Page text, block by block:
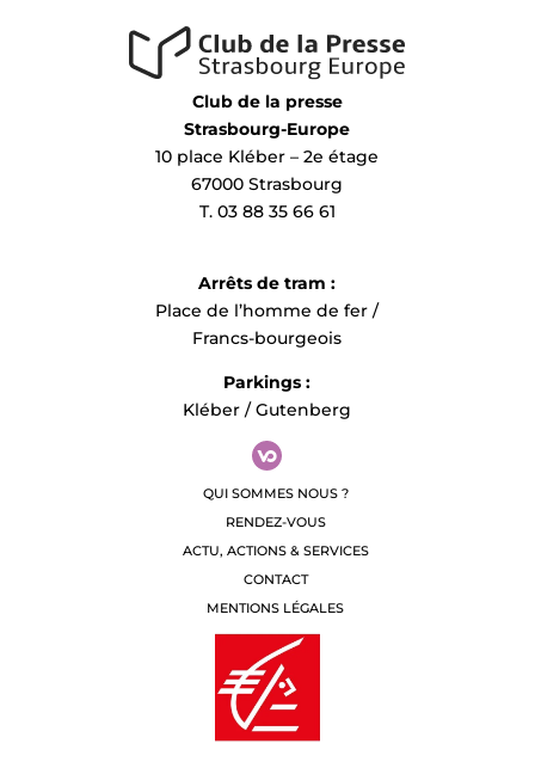
Club de la presse
Strasbourg-Europe
10 place Kléber – 2e étage
67000 Strasbourg
T. 03 88 35 66 61
Arrêts de tram :
Place de l’homme de fer /
Francs-bourgeois
Parkings :
Kléber / Gutenberg
QUI SOMMES NOUS ?
RENDEZ-VOUS
ACTU, ACTIONS & SERVICES
CONTACT
MENTIONS LÉGALES